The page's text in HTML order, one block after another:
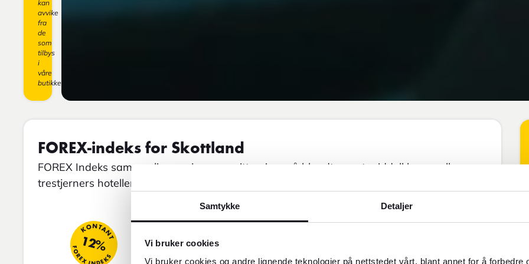
Samtykke Detaljer
Vi bruker cookies
Vi bruker cookies og andre lignende teknologier på nettstedet vårt, blant annet for å forbedre
kan
avvike
fra
de
som
tilbys
i
våre
butikker.
FOREX-indeks for Skottland
FOREX Indeks sammenligner gjennomsnittspriser på blandt annet middelklasse- eller
trestjerners hoteller, restaurantbesøk og taxi.
KONTANT
12%
FOREX INDEKS